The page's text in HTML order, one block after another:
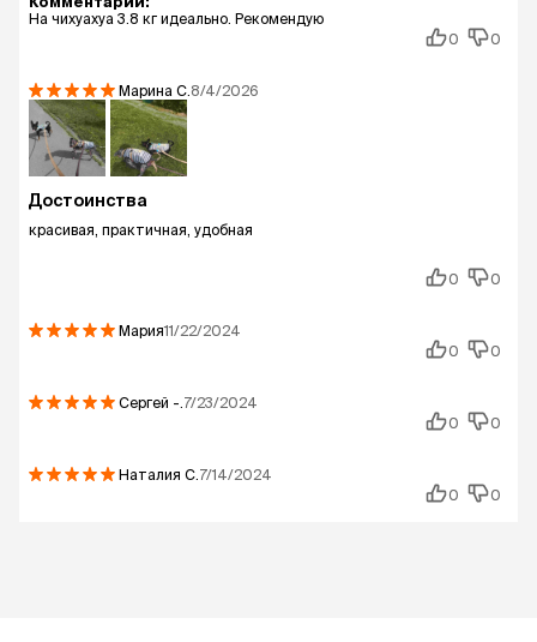
На чихуахуа 3.8 кг идеально. Рекомендую
0
0
Марина С. 8/4/2026
Достоинства
красивая, практичная, удобная
0 0
Мария11/22/2024
0
0
Сергей -. 7/23/2024
0
0
Наталия С. 7/14/2024
0
0